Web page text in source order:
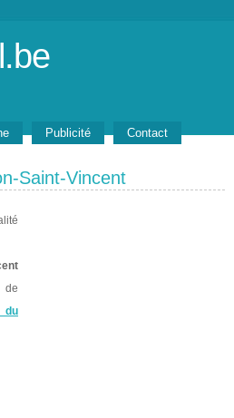
Publicité
Contact
Saint-Vincent
de
du